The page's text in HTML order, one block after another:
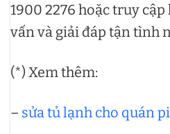
1900 2276 hoặc truy
vấn và giải đáp tận tình
(*) Xem thêm:
– sửa tủ lạnh cho quán